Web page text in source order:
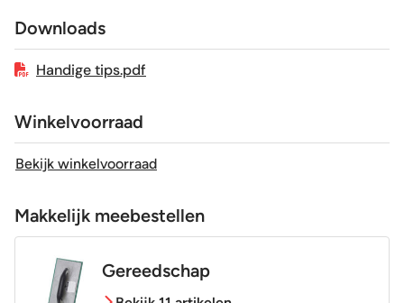
Gerectificeerd
Sortering 1e keus
Downloads
Handige tips.pdf
Winkelvoorraad
Bekijk winkelvoorraad
Makkelijk meebestellen
Gereedschap